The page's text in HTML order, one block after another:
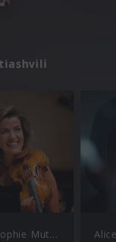
Anne-Sophie Mutter